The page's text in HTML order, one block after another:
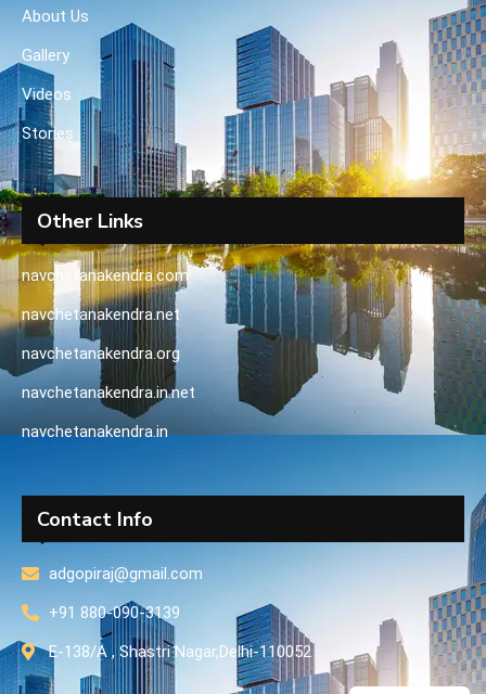
About Us
Gallery
Videos
Stories
Other Links
navchetanakendra.com
navchetanakendra.net
navchetanakendra.org
navchetanakendra.in.net
navchetanakendra.in
Contact Info
adgopiraj@gmail.com
+91 880-090-3139
E-138/A , Shastri Nagar,Delhi-110052